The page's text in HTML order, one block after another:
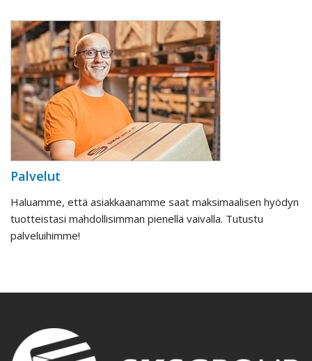
Palvelut
Haluamme, että asiakkaanamme saat maksimaalisen hyödyn
tuotteistasi mahdollisimman pienellä vaivalla. Tutustu
palveluihimme!